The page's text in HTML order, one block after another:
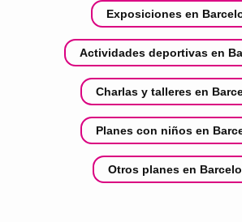
Exposiciones en
Actividades deportivas en
Charlas y talleres en
Planes con niños en
Otros planes en